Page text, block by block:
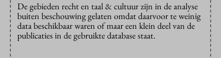
De gebieden recht en taal & cultuur zijn in de analyse
buiten beschouwing gelaten omdat daarvoor te weinig
data beschikbaar waren of maar een klein deel van de
publicaties in de gebruikte database staat.